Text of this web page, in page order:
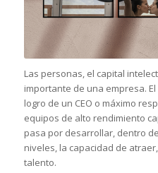
Las personas, el capital
importante de una empresa.
logro de un CEO o máximo
equipos de alto rendimiento
pasa por desarrollar, dentro
niveles, la capacidad de
talento.